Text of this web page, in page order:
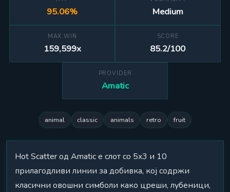
95.06% Medium
MAX WIN
159,599x
SCORE
85.2/100
PROVIDER
Amatic
animal classic animals retro fruit
Hot Scatter од Amatic е слот со 5x3 и 10
прилагодливи линии за добивка, кој содржи
класични овошни симболи како цреши, лубеници,